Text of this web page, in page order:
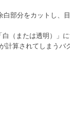
部分をカットし、
（または透明）」
計算されてしまう